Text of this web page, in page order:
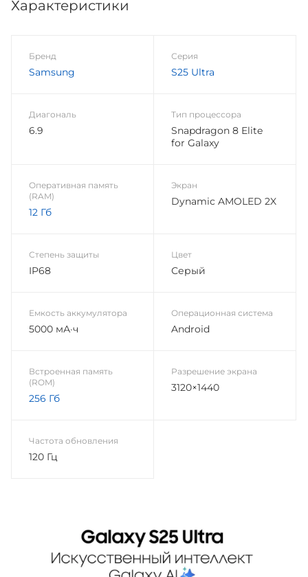
Характеристики
Бренд
Samsung
Серия
S25 Ultra
Диагональ
6.9
Тип процессора
Snapdragon 8 Elite
for Galaxy
Оперативная память
(RAM)
12 Гб
Экран
Dynamic AMOLED 2X
Степень защиты
IP68
Цвет
Серый
Емкость аккумулятора
5000 мА·ч
Операционная система
Android
Встроенная память
(ROM)
256 Гб
Разрешение экрана
3120×1440
Частота обновления
120 Гц